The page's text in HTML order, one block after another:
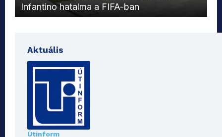
Infantino hatalma a FIFA-ban
Aktuális
Útinform